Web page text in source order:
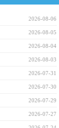
2026-08-06
2026-08-05
2026-08-04
2026-08-03
2026-07-31
2026-07-30
2026-07-29
2026-07-27